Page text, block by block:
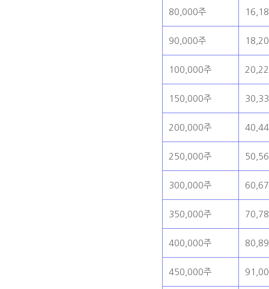
80,000주
90,000주
100,000주
150,000주
200,000주
250,000주
300,000주
350,000주
400,000주
450,000주